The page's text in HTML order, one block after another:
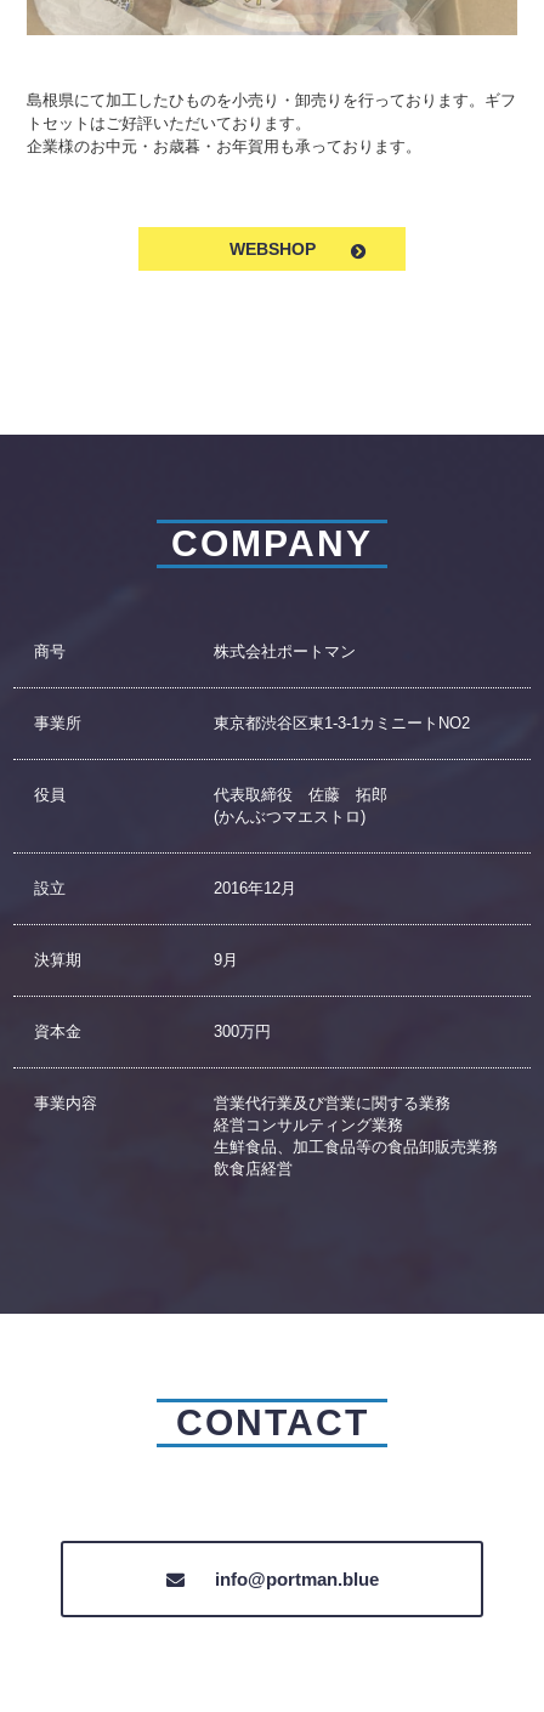
島根県にて加工したひものを小売り・卸売りを行っております。 ギフ
トセットはご好評いただいております。
企業様のお中元・お歳暮・お年賀用も承っております。
WEBSHOP
COMPANY
商号 株式会社ポートマン
事業所 ​東京都渋谷区東1-3-1カミニートNO2
役員
代表取締役 佐藤 拓郎
(かんぶつマエストロ)​
設立​ 2016年12月​
決算期​ 9月
資本金 300万円​
事業内容
営業代行業及び営業に関する業務
経営コンサルティング業務
生鮮食品、加工食品等の食品卸販売業務
飲食店経営
CONTACT
info@portman.blue